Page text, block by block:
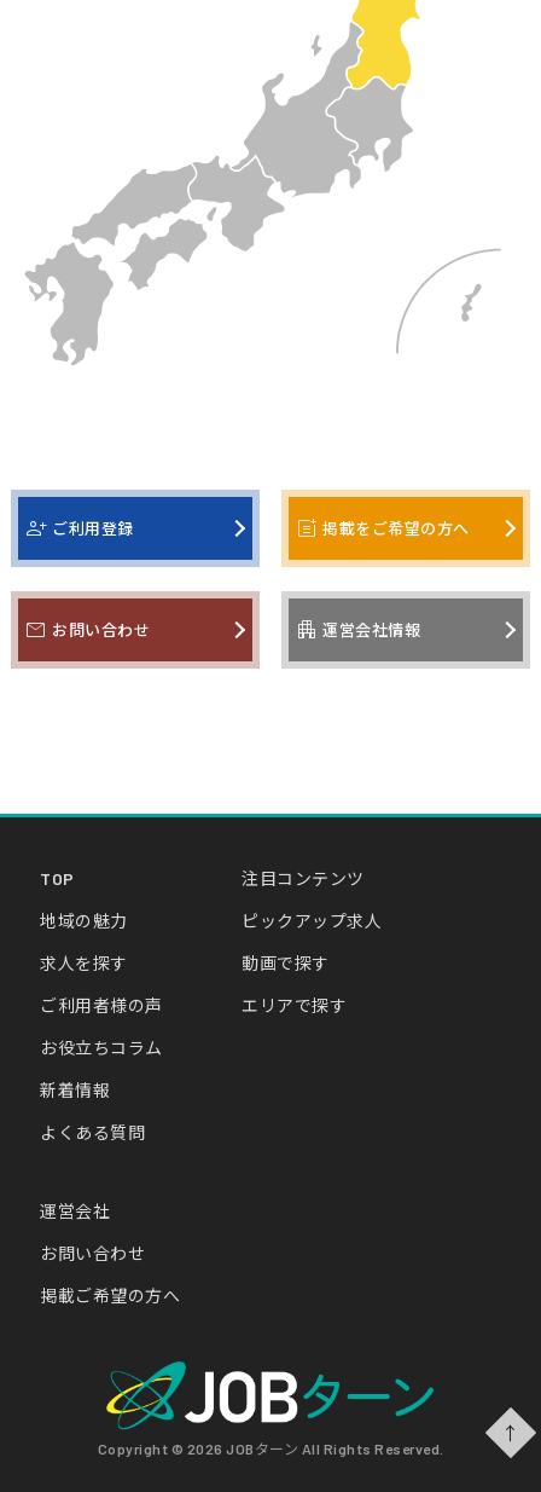
person_add ご利用登録 post_add 掲載をご希望の方へ
mail お問い合わせ apartment 運営会社情報
TOP
地域の魅力
求人を探す
ご利用者様の声
お役立ちコラム
新着情報
よくある質問
注目コンテンツ
ピックアップ求人
動画で探す
エリアで探す
運営会社
お問い合わせ
掲載ご希望の方へ
Copyright © 2026 JOBターン All Rights Reserved.
↑